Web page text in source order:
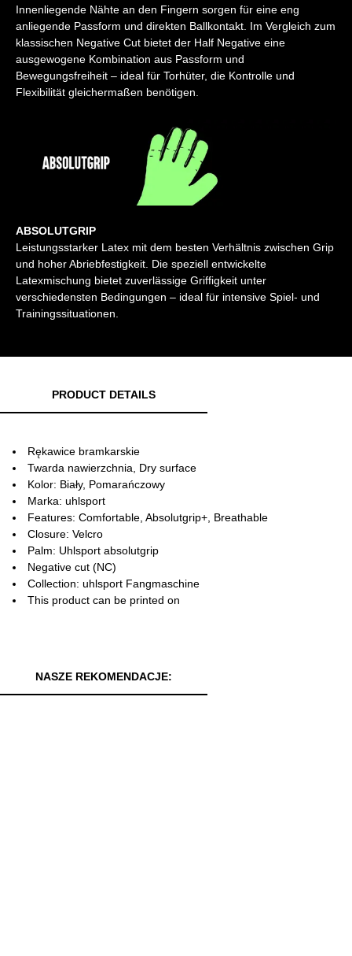
Innenliegende Nähte an den Fingern sorgen für eine eng
anliegende Passform und direkten Ballkontakt. Im Vergleich zum
klassischen Negative Cut bietet der Half Negative eine
ausgewogene Kombination aus Passform und
Bewegungsfreiheit – ideal für Torhüter, die Kontrolle und
Flexibilität gleichermaßen benötigen.
ABSOLUTGRIP
Leistungsstarker Latex mit dem besten Verhältnis zwischen Grip
und hoher Abriebfestigkeit. Die speziell entwickelte
Latexmischung bietet zuverlässige Griffigkeit unter
verschiedensten Bedingungen – ideal für intensive Spiel- und
Trainingssituationen.
PRODUCT DETAILS
Rękawice bramkarskie
Twarda nawierzchnia, Dry surface
Kolor: Biały, Pomarańczowy
Marka: uhlsport
Features: Comfortable, Absolutgrip+, Breathable
Closure: Velcro
Palm: Uhlsport absolutgrip
Negative cut (NC)
Collection: uhlsport Fangmaschine
This product can be printed on
NASZE REKOMENDACJE: